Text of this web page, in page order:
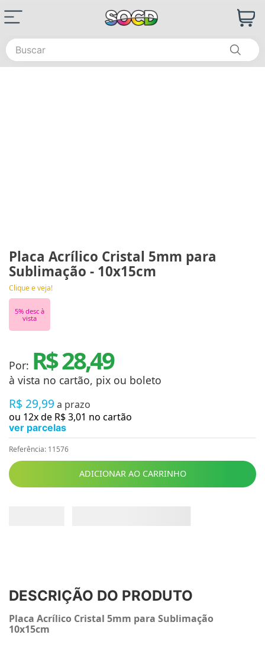
Buscar
Placa Acrílico Cristal 5mm para
Sublimação - 10x15cm
Clique e veja!
5% desc à
vista
Por: R$ 28,49
à vista no cartão, pix ou boleto
R$ 29,99 a prazo
ou 12x de R$3,01 no cartão
ver parcelas
Referência: 11576
ADICIONAR AO CARRINHO
DESCRIÇÃO DO PRODUTO
Placa Acrílico Cristal 5mm para Sublimação
10x15cm